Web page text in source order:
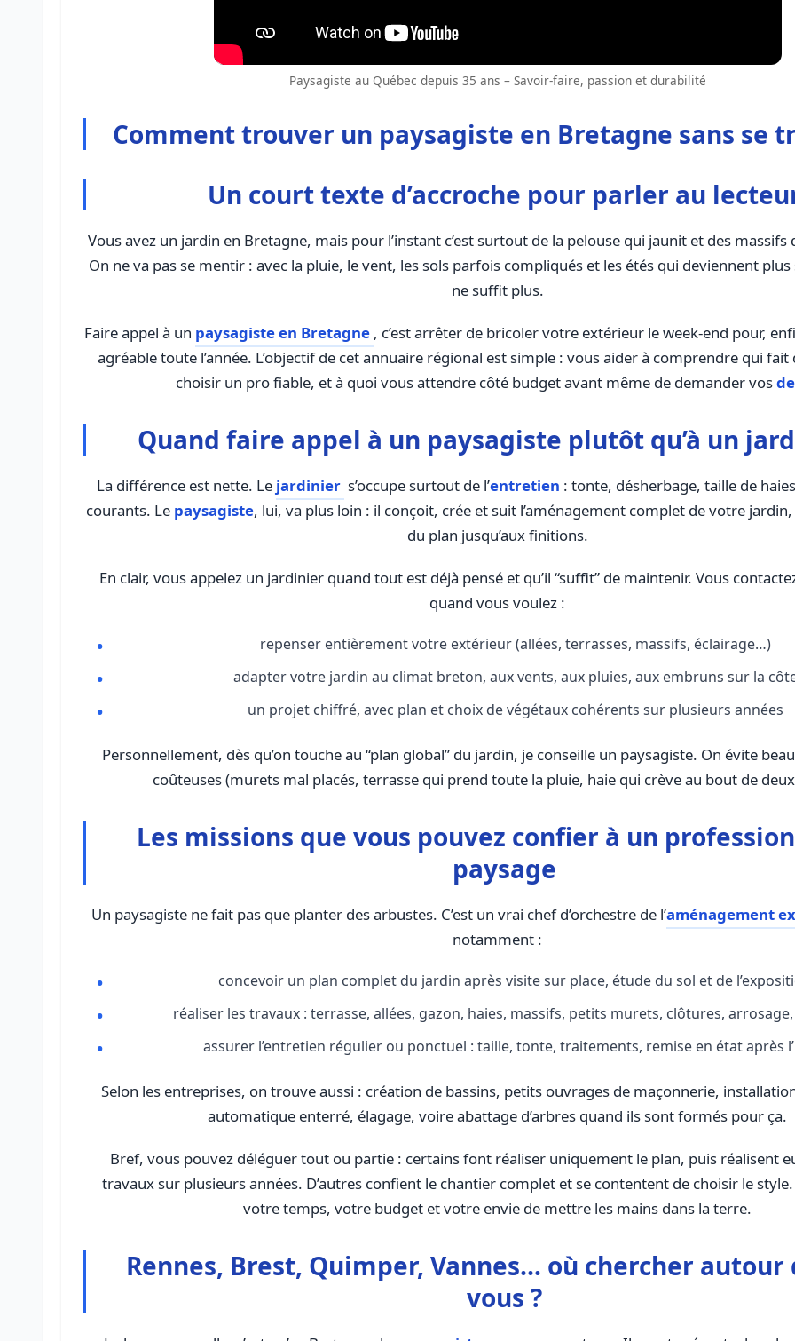
Paysagiste au Québec depuis 35 ans – Savoir-faire, passion et durabilité
Comment trouver un paysagiste en Bretagne sans se
Un court texte d’accroche pour parler au
Vous avez un jardin en Bretagne, mais pour l’instant c’est surtout de la pelouse qui jaunit et des massifs
On ne va pas se mentir : avec la pluie, le vent, les sols parfois compliqués et les étés qui deviennent
ne suffit plus.
Faire appel à un paysagiste en Bretagne , c’est arrêter de bricoler votre extérieur le week-end pour,
agréable toute l’année. L’objectif de cet annuaire régional est simple : vous aider à comprendre qui
choisir un pro fiable, et à quoi vous attendre côté budget avant même de demander vos
Quand faire appel à un paysagiste plutôt qu’à un
La différence est nette. Le jardinier s’occupe surtout de l’entretien : tonte, désherbage, taille de
courants. Le paysagiste, lui, va plus loin : il conçoit, crée et suit l’aménagement complet de votre
du plan jusqu’aux finitions.
En clair, vous appelez un jardinier quand tout est déjà pensé et qu’il “suffit” de maintenir. Vous
quand vous voulez :
repenser entièrement votre extérieur (allées, terrasses, massifs, éclairage…)
adapter votre jardin au climat breton, aux vents, aux pluies, aux embruns sur la
un projet chiffré, avec plan et choix de végétaux cohérents sur plusieurs années
Personnellement, dès qu’on touche au “plan global” du jardin, je conseille un paysagiste. On évite
coûteuses (murets mal placés, terrasse qui prend toute la pluie, haie qui crève au bout de
Les missions que vous pouvez confier à un
paysage
Un paysagiste ne fait pas que planter des arbustes. C’est un vrai chef d’orchestre de l’aménagement
notamment :
concevoir un plan complet du jardin après visite sur place, étude du sol et de
réaliser les travaux : terrasse, allées, gazon, haies, massifs, petits murets, clôtures,
assurer l’entretien régulier ou ponctuel : taille, tonte, traitements, remise en état après
Selon les entreprises, on trouve aussi : création de bassins, petits ouvrages de maçonnerie,
automatique enterré, élagage, voire abattage d’arbres quand ils sont formés pour ça.
Bref, vous pouvez déléguer tout ou partie : certains font réaliser uniquement le plan, puis réalisent
travaux sur plusieurs années. D’autres confient le chantier complet et se contentent de choisir le
votre temps, votre budget et votre envie de mettre les mains dans la terre.
Rennes, Brest, Quimper, Vannes… où chercher autour
vous ?